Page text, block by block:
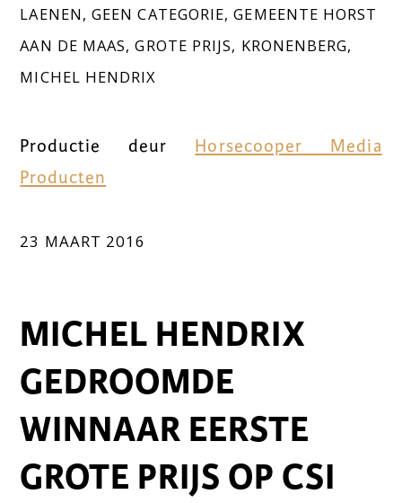
LAENEN,GEEN CATEGORIE,GEMEENTE HORST
AAN DE MAAS,GROTE PRIJS, KRONENBERG,
MICHEL HENDRIX
Productie deur Horsecooper Media
Producten
23 MAART 2016
MICHEL HENDRIX
GEDROOMDE
WINNAAR EERSTE
GROTE PRIJS OP CSI